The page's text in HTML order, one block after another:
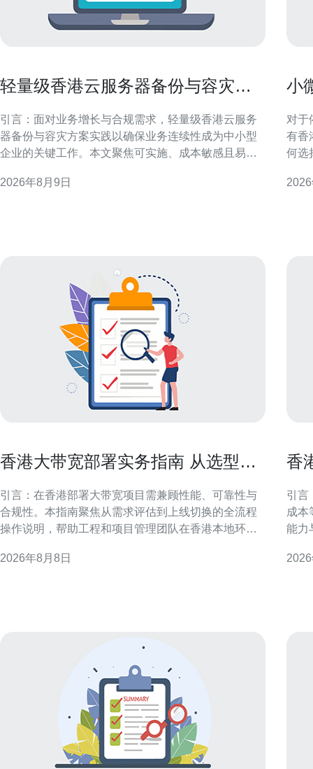
轻量级香港云服务器备份与容灾方
引言：面对业务增长与合规需求，轻量级香港云服务
器备份与容灾方案实践以确保业务连续性成为中小型
企业的关键工作。本文聚焦可实施、成本敏感且易运
恢复。 目标与原则：明确RPO与RTO 制定备份与容
2026年8月9日
小
对于
有香
何选
运维
香港大带宽部署实务指南 从选型到
引言：在香港部署大带宽项目需兼顾性能、可靠性与
合规性。本指南聚焦从需求评估到上线切换的全流程
操作说明，帮助工程和项目管理团队在香港本地环境
与容量规划 对香港大带宽部署，首先需进行业务流量
2026年8月8日
香
引言
成本
能力
支持